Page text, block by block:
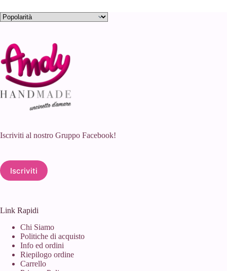
Iscriviti al nostro Gruppo Facebook!
Iscriviti
Link Rapidi
Chi Siamo
Politiche di acquisto
Info ed ordini
Riepilogo ordine
Carrello